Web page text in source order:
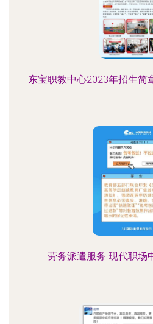
东宝职教中心2023年招生简
劳务派遣服务 现代职场